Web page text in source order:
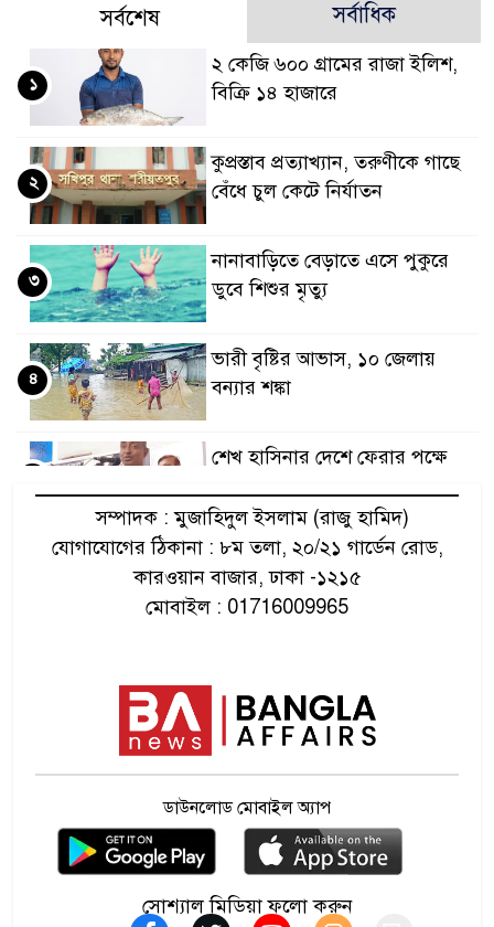
সর্বশেষ সর্বাধিক
২ কেজি ৬০০ গ্রামের রাজা ইলিশ,
বিক্রি ১৪ হাজারে
১
কুপ্রস্তাব প্রত্যাখ্যান, তরুণীকে গাছে
বেঁধে চুল কেটে নির্যাতন
২
নানাবাড়িতে বেড়াতে এসে পুকুরে
ডুবে শিশুর মৃত্যু
৩
ভারী বৃষ্টির আভাস, ১০ জেলায়
বন্যার শঙ্কা
৪
শেখ হাসিনার দেশে ফেরার পক্ষে
বঙ্গমাতা শেখ ফজিলাতুন্নেছা
মুজিবের জন্মদিন আজ
ফুটবলার
কর্মীর স্ত্রীর সঙ্গে অনৈতিক সম্পর্ক,
বহিষ্কার জামায়াত নেতা
৮
ইবির হলে ছাত্রীর গোপন ছবি
ফাঁসের অভিযোগ
সম্পাদক : মুজাহিদুল ইসলাম (রাজু হামিদ)
যোগাযোগের ঠিকানা : ৮ম তলা, ২০/২১ গার্ডেন রোড,
কারওয়ান বাজার, ঢাকা -১২১৫
মোবাইল : 01716009965
ডাউনলোড মোবাইল অ্যাপ
সোশ্যাল মিডিয়া ফলো করুন